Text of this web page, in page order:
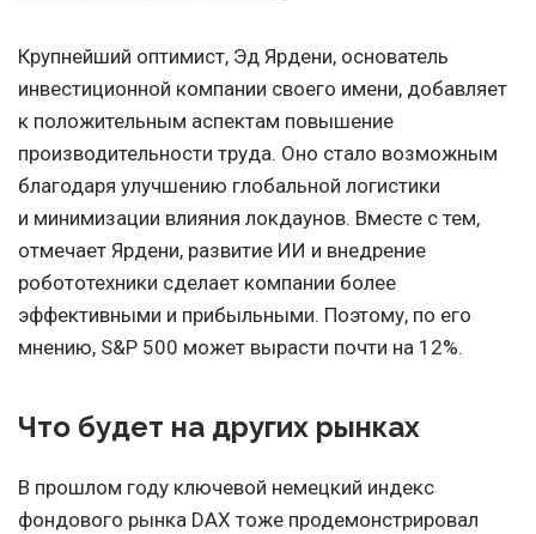
Крупнейший оптимист, Эд Ярдени, основатель
инвестиционной компании своего имени, добавляет
к положительным аспектам повышение
производительности труда. Оно стало возможным
благодаря улучшению глобальной логистики
и минимизации влияния локдаунов. Вместе с тем,
отмечает Ярдени, развитие ИИ и внедрение
робототехники сделает компании более
эффективными и прибыльными. Поэтому, по его
мнению, S&P 500 может вырасти почти на 12%.
Что будет на других рынках
В прошлом году ключевой немецкий индекс
фондового рынка DAX тоже продемонстрировал